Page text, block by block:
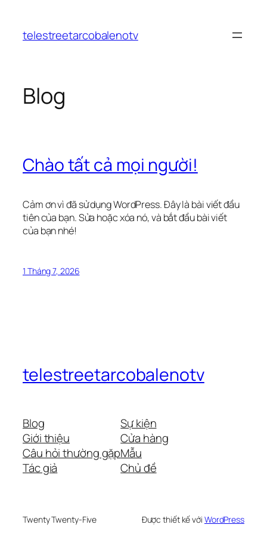
phầntelestreetarcobalenotv
Blog
Chào tất cả mọi người!
Cảm ơn vì đã sử dụng WordPress. Đây là bài viết đầu
tiên của bạn. Sửa hoặc xóa nó, và bắt đầu bài viết
của bạn nhé!
1 Tháng 7, 2026
telestreetarcobalenotv
Blog
Giới thiệu
Câu hỏi thường gặp
Tác giả
Sự kiện
Cửa hàng
Mẫu
Chủ đề
Twenty Twenty-Five Được thiết kế với WordPress